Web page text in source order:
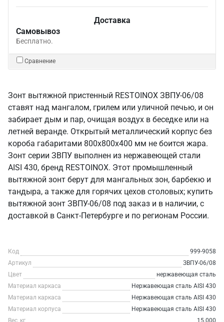
Доставка
Самовывоз
Бесплатно.
Сравнение
Зонт вытяжной пристенный RESTOINOX ЗВПУ-06/08
ставят над мангалом, грилем или уличной печью, и он
забирает дым и пар, очищая воздух в беседке или на
летней веранде. Открытый металлический корпус без
короба габаритами 800х800х400 мм не боится жара.
Зонт серии ЗВПУ выполнен из нержавеющей стали
AISI 430, бренд RESTOINOX. Этот промышленный
вытяжной зонт берут для мангальных зон, барбекю и
тандыра, а также для горячих цехов столовых; купить
вытяжной зонт ЗВПУ-06/08 под заказ и в наличии, с
доставкой в Санкт‑Петербурге и по регионам России.
Код
999-9058
Артикул
ЗВПУ-06/08
Цвет
нержавеющая сталь
Материал каркаса
Нержавеющая сталь AISI 430
Материал каркаса
Нержавеющая сталь AISI 430
Материал корпуса
Нержавеющая сталь AISI 430
Вес, кг
15.000